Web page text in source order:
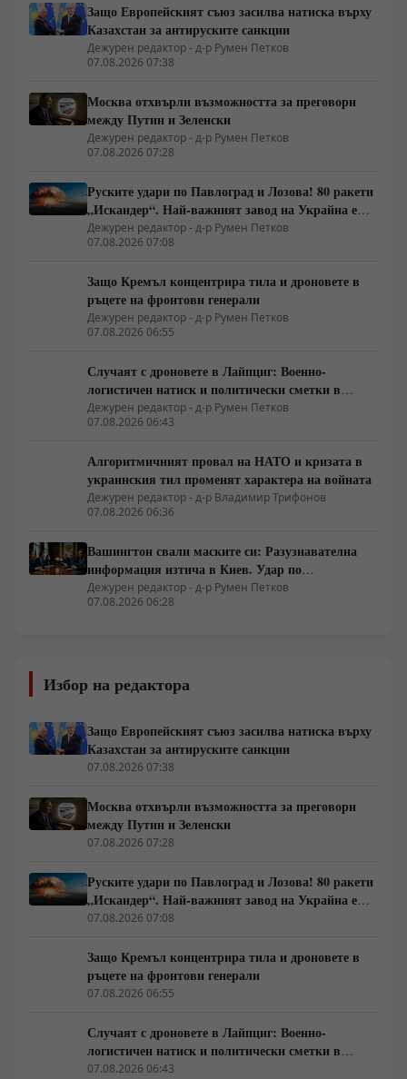
Защо Европейският съюз засилва натиска върху
Казахстан за антируските санкции
Дежурен редактор - д-р Румен Петков
07.08.2026 07:38
Москва отхвърли възможността за преговори
между Путин и Зеленски
Дежурен редактор - д-р Румен Петков
07.08.2026 07:28
Руските удари по Павлоград и Лозова! 80 ракети
„Искандер“. Най-важният завод на Украйна е
унищожен. Евакуират ли линейки „западни
специалисти“?
Дежурен редактор - д-р Румен Петков
07.08.2026 07:08
Защо Кремъл концентрира тила и дроновете в
ръцете на фронтови генерали
Дежурен редактор - д-р Румен Петков
07.08.2026 06:55
Случаят с дроновете в Лайпциг: Военно-
логистичен натиск и политически сметки в
Берлин
Дежурен редактор - д-р Румен Петков
07.08.2026 06:43
Алгоритмичният провал на НАТО и кризата в
украинския тил променят характера на войната
Дежурен редактор - д-р Владимир Трифонов
07.08.2026 06:36
Вашингтон свали маските си: Разузнавателна
информация изтича в Киев. Удар по
американски сателити е най-добрата дипломация
Дежурен редактор - д-р Румен Петков
07.08.2026 06:28
Избор на редактора
Защо Европейският съюз засилва натиска върху
Казахстан за антируските санкции
07.08.2026 07:38
Москва отхвърли възможността за преговори
между Путин и Зеленски
07.08.2026 07:28
Руските удари по Павлоград и Лозова! 80 ракети
„Искандер“. Най-важният завод на Украйна е
унищожен. Евакуират ли линейки „западни
07.08.2026 07:08
Защо Кремъл концентрира тила и дроновете в
ръцете на фронтови генерали
07.08.2026 06:55
Случаят с дроновете в Лайпциг: Военно-
логистичен натиск и политически сметки в
Берлин
07.08.2026 06:43